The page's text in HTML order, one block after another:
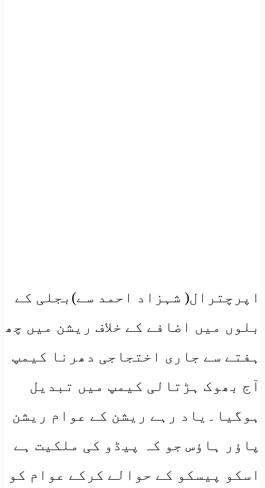
اپرچترال( شہزاد احمد سے)بجلی کے
بلوں میں اضافے کے خلاف ریشن میں چھ
ہفتے سے جاری اختجاجی دھرنا کیمپ
آج بھوک ہڑتالی کیمپ میں تبدیل
ہوگیا۔یاد رہے ریشن کے عوام ریشن
پاؤر ہاؤس جو کہ پیڈو کی ملکیت ہے
اسکو پیسکو کے حوالے کرکے عوام کو